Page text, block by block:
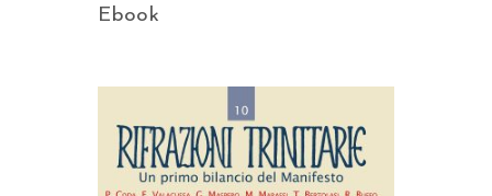
Ebook